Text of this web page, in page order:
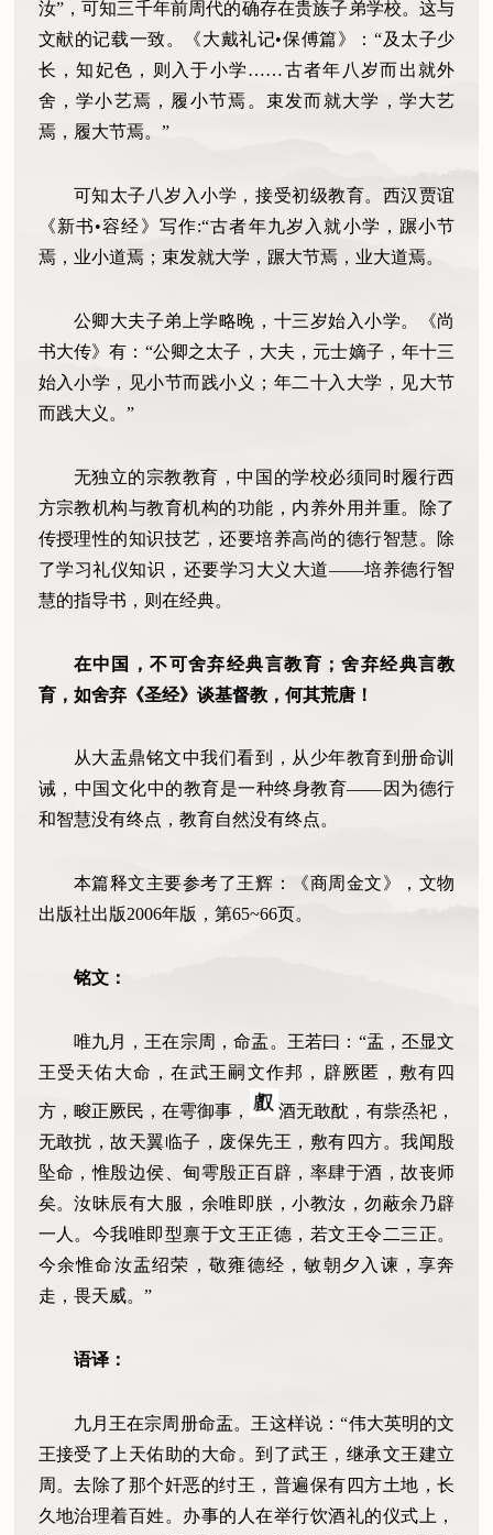
汝”，可知三千年前周代的确存在贵族子弟学校。这与
文献的记载一致。《大戴礼记•保傅篇》：“及太子少
长，知妃色，则入于小学……古者年八岁而出就外
舍，学小艺焉，履小节焉。束发而就大学，学大艺
焉，履大节焉。”
可知太子八岁入小学，接受初级教育。西汉贾谊
《新书•容经》写作:“古者年九岁入就小学，蹍小节
焉，业小道焉；束发就大学，蹍大节焉，业大道焉。
公卿大夫子弟上学略晚，十三岁始入小学。《尚
书大传》有：“公卿之太子，大夫，元士嫡子，年十三
始入小学，见小节而践小义；年二十入大学，见大节
而践大义。”
无独立的宗教教育，中国的学校必须同时履行西
方宗教机构与教育机构的功能，内养外用并重。除了
传授理性的知识技艺，还要培养高尚的德行智慧。除
了学习礼仪知识，还要学习大义大道——培养德行智
慧的指导书，则在经典。
在中国，不可舍弃经典言教育；舍弃经典言教
育，如舍弃《圣经》谈基督教，何其荒唐！
从大盂鼎铭文中我们看到，从少年教育到册命训
诫，中国文化中的教育是一种终身教育——因为德行
和智慧没有终点，教育自然没有终点。
本篇释文主要参考了王辉：《商周金文》，文物
出版社出版2006年版，第65~66页。
铭文：
唯九月，王在宗周，命盂。王若曰：“盂，丕显文
王受天佑大命，在武王嗣文作邦，辟厥匿，敷有四
方，畯正厥民，在雩御事，
酒无敢酖，有祡烝祀，
无敢扰，故天翼临子，废保先王，敷有四方。我闻殷
坠命，惟殷边侯、甸雩殷正百辟，率肆于酒，故丧师
矣。汝昧辰有大服，余唯即朕，小教汝，勿蔽余乃辟
一人。今我唯即型禀于文王正德，若文王令二三正。
今余惟命汝盂绍荣，敬雍德经，敏朝夕入谏，享奔
走，畏天威。”
语译：
九月王在宗周册命盂。王这样说：“伟大英明的文
王接受了上天佑助的大命。到了武王，继承文王建立
周。去除了那个奸恶的纣王，普遍保有四方土地，长
久地治理着百姓。办事的人在举行饮酒礼的仪式上，